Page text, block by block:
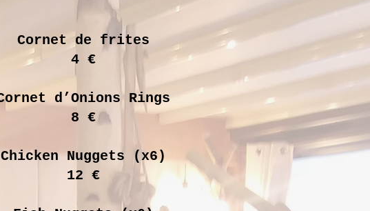
Cornet de frites
4 €
d’Onions Rings
8 €
Chicken Nuggets (x6)
12 €